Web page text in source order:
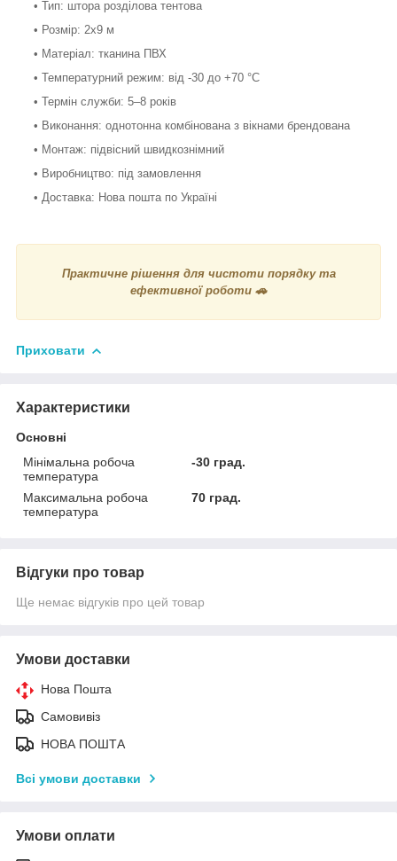
• Тип: штора розділова тентова
• Розмір: 2х9 м
• Матеріал: тканина ПВХ
• Температурний режим: від -30 до +70 °С
• Термін служби: 5–8 років
• Виконання: однотонна комбінована з вікнами брендована
• Монтаж: підвісний швидкознімний
• Виробництво: під замовлення
• Доставка: Нова пошта по Україні
Практичне рішення для чистоти порядку та
ефективної роботи 🚗
Приховати
Характеристики
Основні
Мінімальна робоча
температура
-30 град.
Максимальна робоча
температура
70 град.
Відгуки про товар
Ще немає відгуків про цей товар
Умови доставки
Нова Пошта
Самовивіз
НОВА ПОШТА
Всі умови доставки
Умови оплати